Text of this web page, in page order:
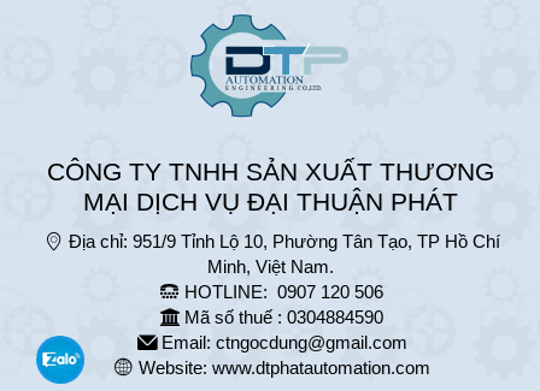
CÔNG TY TNHH SẢN XUẤT THƯƠNG
MẠI DỊCH VỤ ĐẠI THUẬN PHÁT
Địa chỉ: 951/9 Tỉnh Lộ 10, Phường Tân Tạo, TP Hồ Chí
Minh, Việt Nam.
HOTLINE: 0907 120 506
Mã số thuế : 0304884590
Email: ctngocdung@gmail.com
Website: www.dtphatautomation.com